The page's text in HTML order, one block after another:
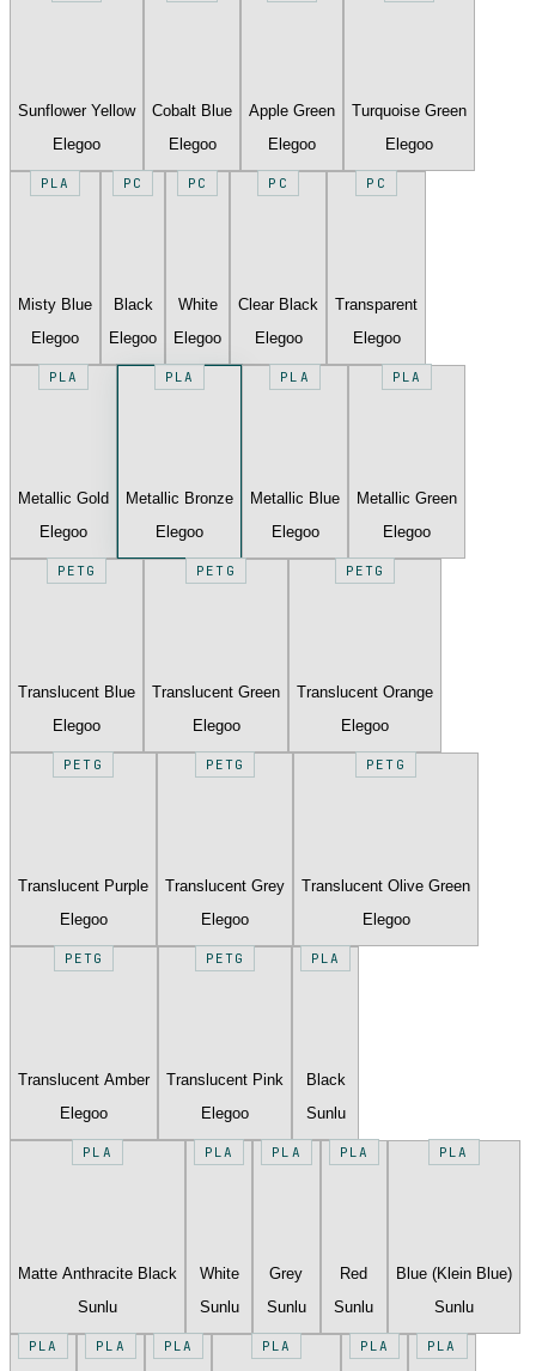
Sunflower Yellow
Elegoo
Cobalt Blue
Elegoo
Apple Green
Elegoo
Turquoise Green
Elegoo
PLA
Misty Blue
Elegoo
PC
Black
Elegoo
PC
White
Elegoo
PC
Clear Black
Elegoo
PC
Transparent
Elegoo
PLA
Metallic Gold
Elegoo
PLA
Metallic Bronze
Elegoo
PLA
Metallic Blue
Elegoo
PLA
Metallic Green
Elegoo
PETG
Translucent Blue
Elegoo
PETG
Translucent Green
Elegoo
PETG
Translucent Orange
Elegoo
PETG
Translucent Purple
Elegoo
PETG
Translucent Grey
Elegoo
PETG
Translucent Olive Green
Elegoo
PETG
Translucent Amber
Elegoo
PETG
Translucent Pink
Elegoo
PLA
Black
Sunlu
PLA
Matte Anthracite Black
Sunlu
PLA
White
Sunlu
PLA
Grey
Sunlu
PLA
Red
Sunlu
PLA
Blue (Klein Blue)
Sunlu
PLA PLA PLA PLA PLA PLA